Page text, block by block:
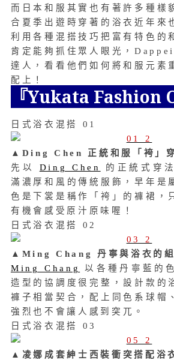
而日本和服其實也有著許多種樣
合夏季出遊時穿著的浴衣近年來
利用各種混搭技巧把富有特色的
肯定能夠抓住眾人眼光，
達人，看看他們如何將和服元素
配上！
『Yukata Fashion
日式浴衣混搭 01
▲Ding Chen 正統和服「袴」
先以 Ding Chen
的正統式穿
滿濃厚和風的傳統服飾，早年是
色是
下裳是稱作
「袴」的褲裙，
有機會感受原汁原味喔！
日式浴衣混搭 02
▲Ming Chang 丹寧與浴衣的
Ming Chang
以各種丹寧藍的
造型的協調度很完整，設計款的
褲子相當契合，配上同色系球帽
強烈也不會讓人感到突兀。
日式浴衣混搭 03
▲凌娜成套紳士西裝衝突搭配浴